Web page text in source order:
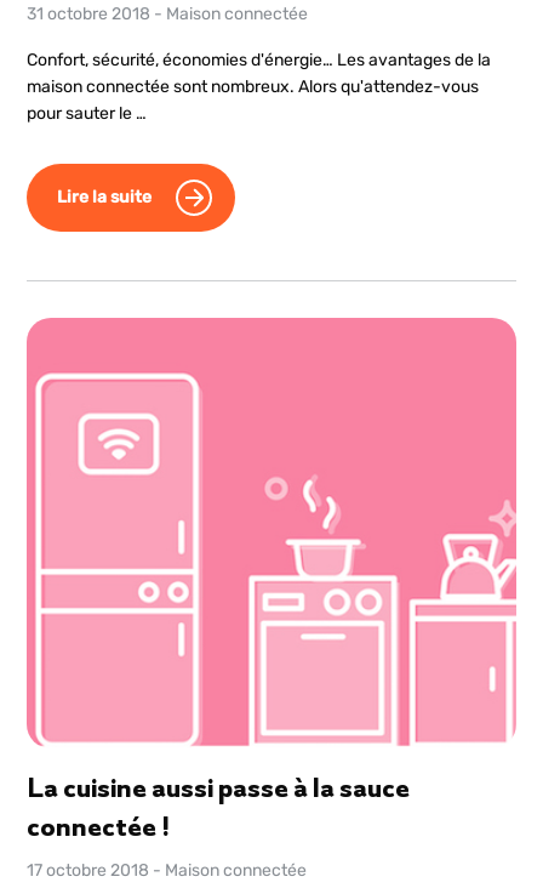
31 octobre 2018 - Maison connectée
Confort, sécurité, économies d'énergie… Les avantages de la
maison connectée sont nombreux. Alors qu'attendez-vous
pour sauter le …
Lire la suite
La cuisine aussi passe à la sauce
connectée !
17 octobre 2018 - Maison connectée